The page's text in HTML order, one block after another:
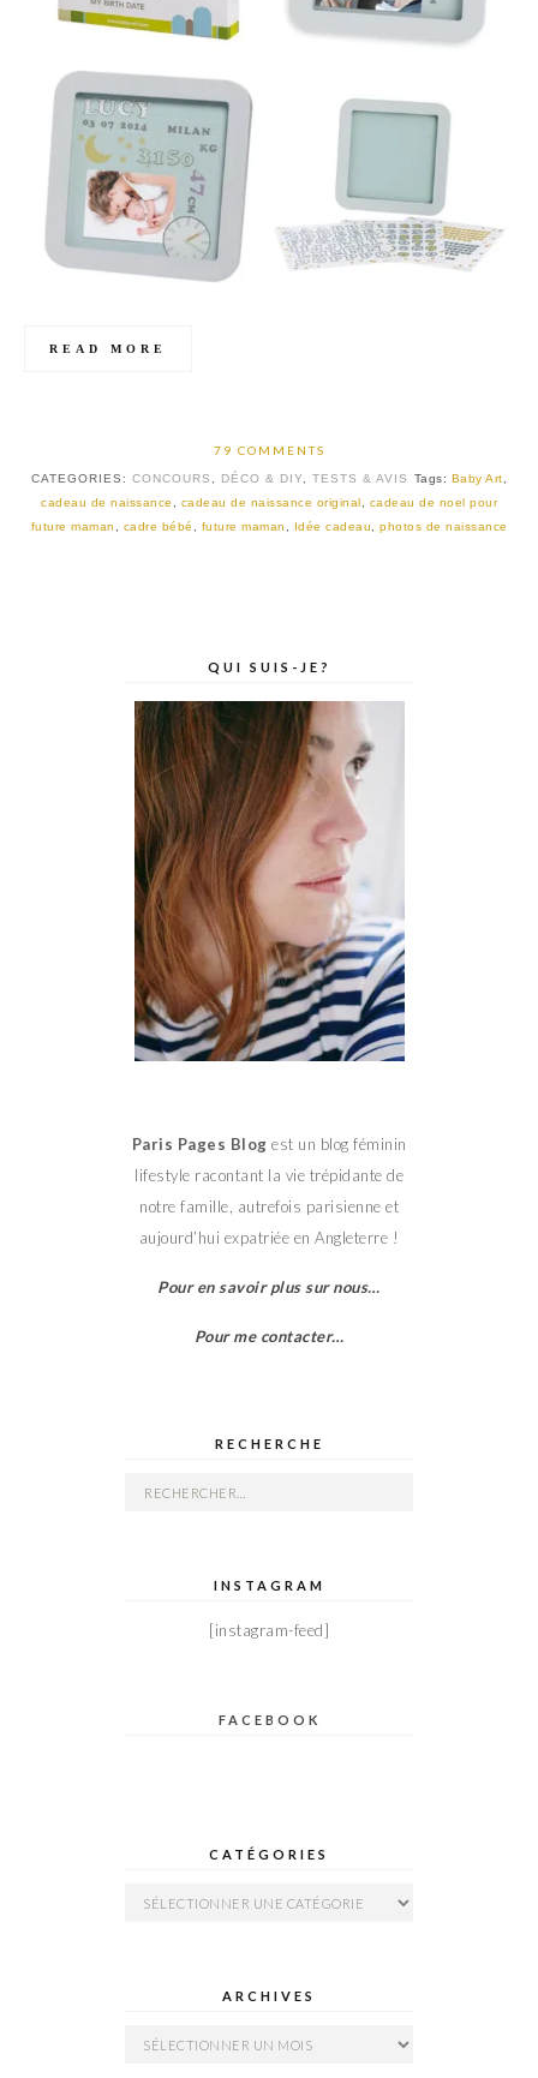
READ MORE
79 COMMENTS
CATEGORIES: CONCOURS DÉCO & DIY TESTS & AVIS Tags: Baby Art
cadeau de naissance
cadeau de naissance original
cadeau de noel pour
future maman
cadre bébé future maman Idée cadeau photos de naissance
QUI SUIS-JE?
Paris Pages Blog est un blog féminin
lifestyle racontant la vie trépidante de
notre famille, autrefois parisienne et
aujourd’hui expatriée en Angleterre !
Pour en savoir plus sur nous…
Pour me contacter…
RECHERCHE
Rechercher :
INSTAGRAM
[instagram-feed]
FACEBOOK
CATÉGORIES
Catégories
ARCHIVES
Archives